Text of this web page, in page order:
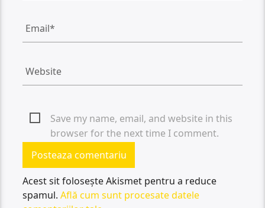
Save my name, email, and website in this
browser for the next time I comment.
Acest sit folosește Akismet pentru a reduce
spamul.Află cum sunt procesate datele